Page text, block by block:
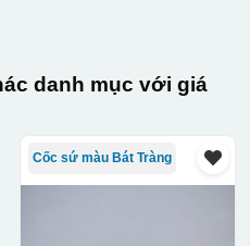
danh mục với giá
Cốc sứ màu Bát Tràng